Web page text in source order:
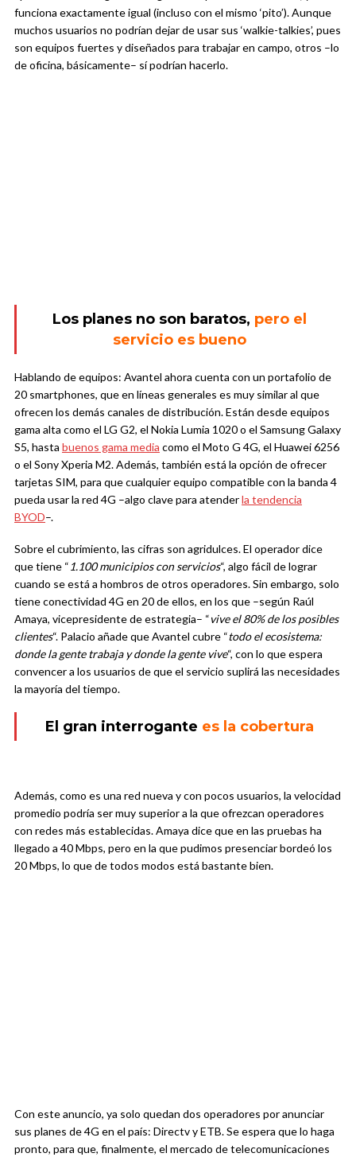
funciona exactamente igual (incluso con el mismo ‘pito’). Aunque
muchos usuarios no podrían dejar de usar sus ‘walkie-talkies’, pues
son equipos fuertes y diseñados para trabajar en campo, otros –lo
de oficina, básicamente– sí podrían hacerlo.
Los planes no son baratos, pero el
servicio es bueno
Hablando de equipos: Avantel ahora cuenta con un portafolio de
20 smartphones, que en líneas generales es muy similar al que
ofrecen los demás canales de distribución. Están desde equipos
gama alta como el LG G2, el Nokia Lumia 1020 o el Samsung Galaxy
S5, hasta buenos gama media como el Moto G 4G, el Huawei 6256
o el Sony Xperia M2. Además, también está la opción de ofrecer
tarjetas SIM, para que cualquier equipo compatible con la banda 4
pueda usar la red 4G –algo clave para atenderla tendencia
BYOD–.
Sobre el cubrimiento, las cifras son agridulces. El operador dice
que tiene “1.100 municipios con servicios“, algo fácil de lograr
cuando se está a hombros de otros operadores. Sin embargo, solo
tiene conectividad 4G en 20 de ellos, en los que –según Raúl
Amaya, vicepresidente de estrategia– “vive el 80% de los posibles
clientes“. Palacio añade que Avantel cubre “todo el ecosistema:
donde la gente trabaja y donde la gente vive“, con lo que espera
convencer a los usuarios de que el servicio suplirá las necesidades
la mayoría del tiempo.
El gran interrogante es la cobertura
Además, como es una red nueva y con pocos usuarios, la velocidad
promedio podría ser muy superior a la que ofrezcan operadores
con redes más establecidas. Amaya dice que en las pruebas ha
llegado a 40 Mbps, pero en la que pudimos presenciar bordeó los
20 Mbps, lo que de todos modos está bastante bien.
Con este anuncio, ya solo quedan dos operadores por anunciar
sus planes de 4G en el país: Directv y ETB. Se espera que lo haga
pronto, para que, finalmente, el mercado de telecomunicaciones